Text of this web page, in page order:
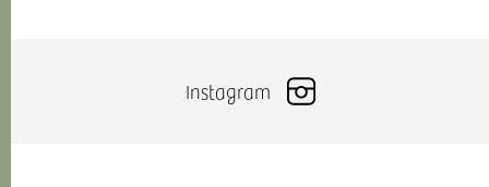
Instagram